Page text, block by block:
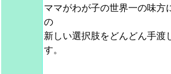
ママがわが子の世界一の味方
の
新しい選択肢をどんどん手渡
す。